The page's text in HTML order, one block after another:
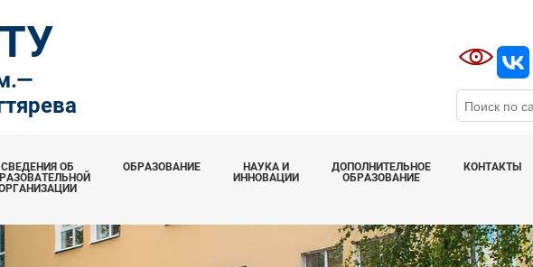
СВЕДЕНИЯ ОБ
ОБРАЗОВАНИЕ
НАУКА И
ИННОВАЦИИ
ДОПОЛНИТЕЛЬНОЕ
ОБРАЗОВАНИЕ
КОНТАКТЫ